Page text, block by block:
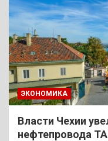
ЭКОНОМИКА
Власти Чехии
нефтепровода